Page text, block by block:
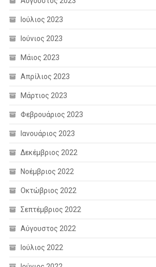
Ιούλιος 2023
Ιούνιος 2023
Μάιος 2023
Απρίλιος 2023
Μάρτιος 2023
Φεβρουάριος 2023
Ιανουάριος 2023
Δεκέμβριος 2022
Νοέμβριος 2022
Οκτώβριος 2022
Σεπτέμβριος 2022
Αύγουστος 2022
Ιούλιος 2022